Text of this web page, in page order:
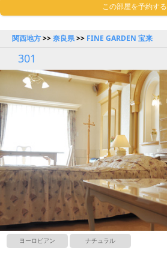
この部屋を予約する
関西地方>>奈良県>> FINE GARDEN 宝来
301
ヨーロピアン ナチュラル